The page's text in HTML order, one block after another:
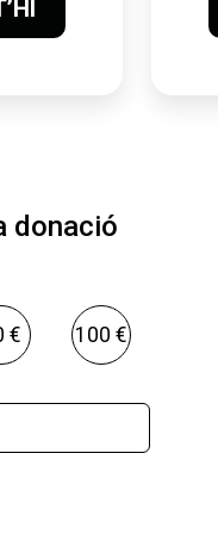
donació
€ 100 €